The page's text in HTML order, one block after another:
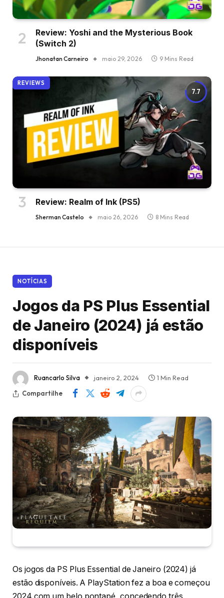
Review: Yoshi and the Mysterious Book
(Switch 2)
Jhonatan Carneiro maio 29, 2026 9 Mins Read
7.7
REVIEWS
Review: Realm of Ink (PS5)
Sherman Castelo maio 26, 2026 8 Mins Read
NOTÍCIAS
Jogos da PS Plus Essential
de Janeiro (2024) já estão
disponíveis
Ruancarlo Silva janeiro 2, 2024
1 Min Read
Compartilhe
Os jogos da PS Plus Essential de Janeiro (2024) já
estão disponíveis. A PlayStation fez a boa e começou